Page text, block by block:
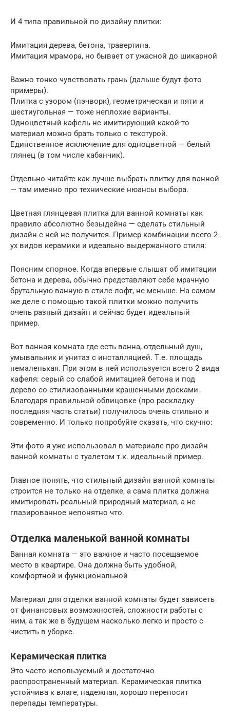
И 4 типа правильной по дизайну плитки:
Имитация дерева, бетона, травертина.
Имитация мрамора, но бывает от ужасной до шикарной
Важно тонко чувствовать грань (дальше будут фото
примеры).
Плитка с узором (пэчворк), геометрическая и пяти и
шестиугольная — тоже неплохие варианты.
Одноцветный кафель не имитирующий какой-то
материал можно брать только с текстурой.
Единственное исключение для одноцветной — белый
глянец (в том числе кабанчик).
Отдельно читайте как лучше выбрать плитку для ванной
— там именно про технические нюансы выбора.
Цветная глянцевая плитка для ванной комнаты как
правило абсолютно безыдейна — сделать стильный
дизайн с ней не получится. Пример комбинации всего 2-
ух видов керамики и идеально выдержанного стиля:
Поясним спорное. Когда впервые слышат об имитации
бетона и дерева, обычно представляют себе мрачную
брутальную ванную в стиле лофт, не меньше. На самом
же деле с помощью такой плитки можно получить
очень разный дизайн и сейчас будет идеальный
пример.
Вот ванная комната где есть ванна, отдельный душ,
умывальник и унитаз с инсталляцией. Т.е. площадь
немаленькая. При этом в ней используется всего 2 вида
кафеля: серый со слабой имитацией бетона и под
дерево со стилизованными крашенными досками.
Благодаря правильной облицовке (про раскладку
последняя часть статьи) получилось очень стильно и
современно. И только попробуйте сказать, что скучно:
Эти фото я уже использовал в материале про дизайн
ванной комнаты с туалетом т.к. идеальный пример.
Главное понять, что стильный дизайн ванной комнаты
строится не только на отделке, а сама плитка должна
имитировать реальный природный материал, а не
глазированное непонятно что.
Отделка маленькой ванной комнаты
Ванная комната — это важное и часто посещаемое
место в квартире. Она должна быть удобной,
комфортной и функциональной
Материал для отделки ванной комнаты будет зависеть
от финансовых возможностей, сложности работы с
ним, а так же в будущем насколько легко и просто с
чистить в уборке.
Керамическая плитка
Это часто используемый и достаточно
распространенный материал. Керамическая плитка
устойчива к влаге, надежная, хорошо переносит
перепады температуры.